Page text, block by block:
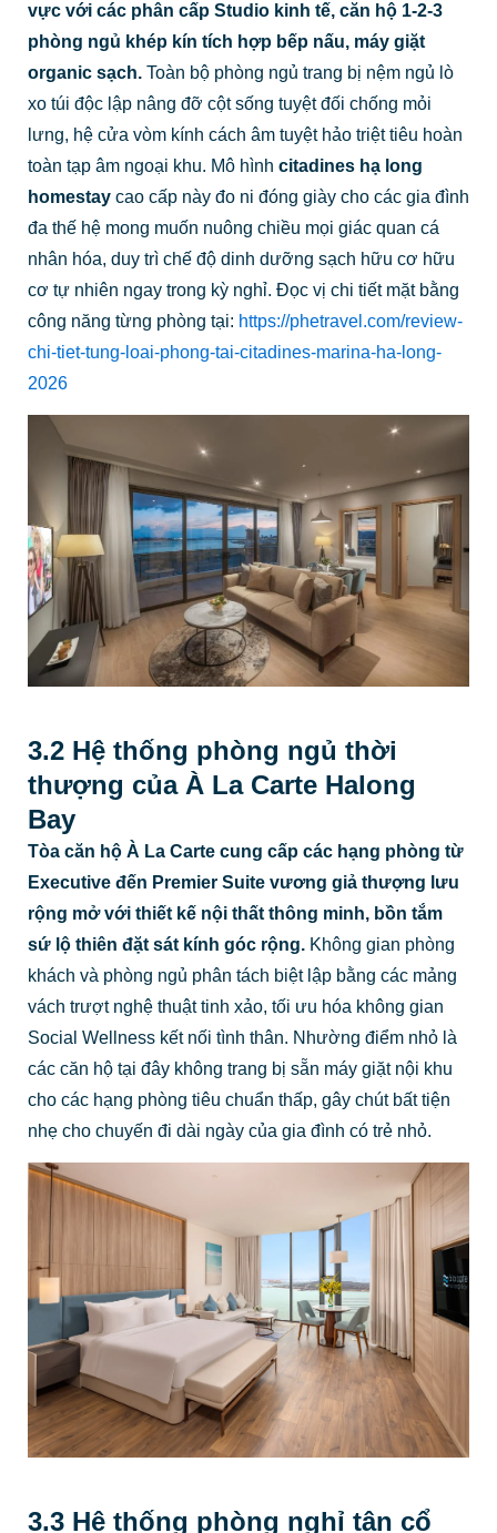
vực với các phân cấp Studio kinh tế, căn hộ 1-2-3
phòng ngủ khép kín tích hợp bếp nấu, máy giặt
organic sạch.Toàn bộ phòng ngủ trang bị nệm ngủ lò
xo túi độc lập nâng đỡ cột sống tuyệt đối chống mỏi
lưng, hệ cửa vòm kính cách âm tuyệt hảo triệt tiêu hoàn
toàn tạp âm ngoại khu. Mô hình citadines hạ long
homestaycao cấp này đo ni đóng giày cho các gia đình
đa thế hệ mong muốn nuông chiều mọi giác quan cá
nhân hóa, duy trì chế độ dinh dưỡng sạch hữu cơ hữu
cơ tự nhiên ngay trong kỳ nghỉ. Đọc vị chi tiết mặt bằng
công năng từng phòng tại: https://phetravel.com/review-
chi-tiet-tung-loai-phong-tai-citadines-marina-ha-long-
2026
3.2 Hệ thống phòng ngủ thời
thượng của À La Carte Halong
Bay
Tòa căn hộ À La Carte cung cấp các hạng phòng từ
Executive đến Premier Suite vương giả thượng lưu
rộng mở với thiết kế nội thất thông minh, bồn tắm
sứ lộ thiên đặt sát kính góc rộng.Không gian phòng
khách và phòng ngủ phân tách biệt lập bằng các mảng
vách trượt nghệ thuật tinh xảo, tối ưu hóa không gian
Social Wellness kết nối tình thân. Nhường điểm nhỏ là
các căn hộ tại đây không trang bị sẵn máy giặt nội khu
cho các hạng phòng tiêu chuẩn thấp, gây chút bất tiện
nhẹ cho chuyến đi dài ngày của gia đình có trẻ nhỏ.
3.3 Hệ thống phòng nghỉ tân cổ